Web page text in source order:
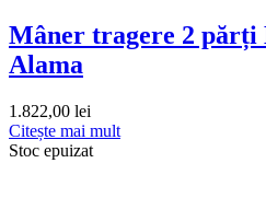
Mâner tragere 2 părți
Alama
1.822,00 lei
Citește mai mult
Stoc epuizat